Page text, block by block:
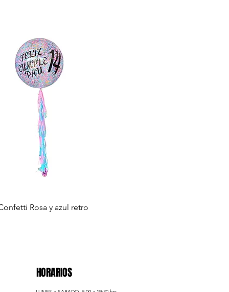
Rosa y azul retro
HORARIOS